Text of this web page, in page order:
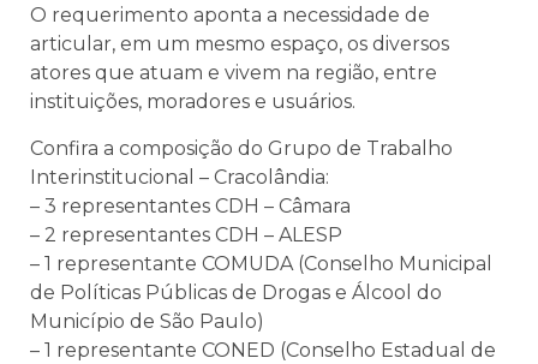
O requerimento aponta a necessidade de
articular, em um mesmo espaço, os diversos
atores que atuam e vivem na região, entre
instituições, moradores e usuários.
Confira a composição do Grupo de Trabalho
Interinstitucional – Cracolândia:
– 3 representantes CDH – Câmara
– 2 representantes CDH – ALESP
– 1 representante COMUDA (Conselho Municipal
de Políticas Públicas de Drogas e Álcool do
Município de São Paulo)
– 1 representante CONED (Conselho Estadual de